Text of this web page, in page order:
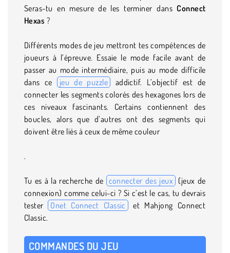
Seras-tu en mesure de les terminer dans Connect
Hexas ?
Différents modes de jeu mettront tes compétences de
joueurs à l’épreuve. Essaie le mode facile avant de
passer au mode intermédiaire, puis au mode difficile
dans ce
jeu de puzzle
addictif. L’objectif est de
connecter les segments colorés des hexagones lors de
ces niveaux fascinants. Certains contiennent des
boucles, alors que d’autres ont des segments qui
doivent être liés à ceux de même couleur
.
Tu es à la recherche de connecter des jeux (jeux de
connexion) comme celui-ci ? Si c’est le cas, tu devrais
tester Onet Connect Classic et Mahjong Connect
Classic.
COMMANDES DU JEU